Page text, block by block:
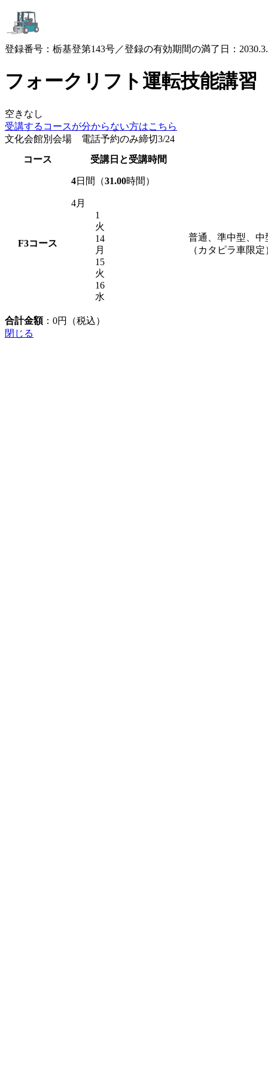
登録番号：栃基登第143号／登録の有効期間の満了日：
フォークリフト運転技能講習
空きなし
受講するコースが分からない方はこちら
文化会館別会場 電話予約のみ締切3/24
コース
受講日と受講時間
F3コース
4日間（31.00時間）
4月
1
火
14
月
15
火
16
水
普通、準中型、
（カタピラ車限
合計金額： 0円（税込）
閉じる